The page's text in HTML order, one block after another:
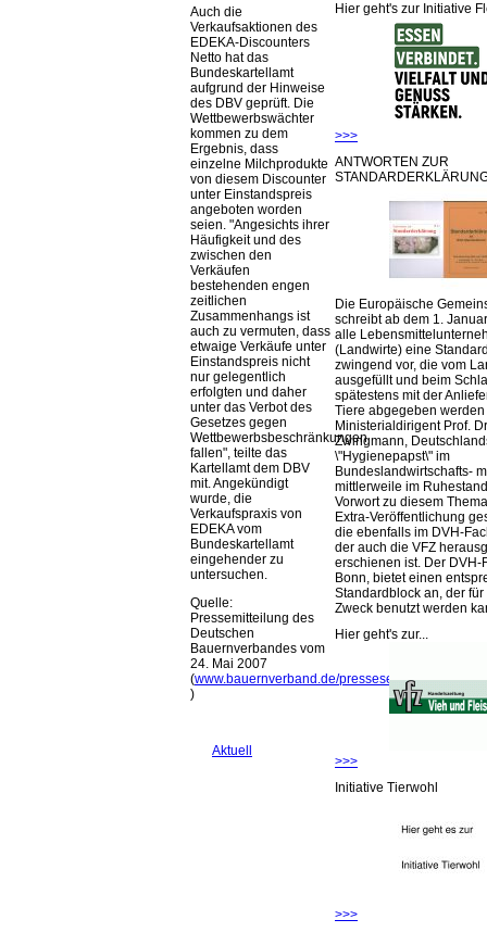
Auch die
Verkaufsaktionen des
EDEKA-Discounters
Netto hat das
Bundeskartellamt
aufgrund der Hinweise
des DBV geprüft. Die
Wettbewerbswächter
kommen zu dem
Ergebnis, dass
einzelne Milchprodukte
von diesem Discounter
unter Einstandspreis
angeboten worden
seien. Angesichts ihrer
Häufigkeit und des
zwischen den
Verkäufen
bestehenden engen
zeitlichen
Zusammenhangs ist
auch zu vermuten, dass
etwaige Verkäufe unter
Einstandspreis nicht
nur gelegentlich
erfolgten und daher
unter das Verbot des
Gesetzes gegen
Wettbewerbsbeschränkungen
fallen , teilte das
Kartellamt dem DBV
mit. Angekündigt
wurde, die
Verkaufspraxis von
EDEKA vom
Bundeskartellamt
eingehender zu
untersuchen.
Quelle:
Pressemitteilung des
Deutschen
Bauernverbandes vom
24. Mai 2007
(www.bauernverband.de/presseservice_4043.html
)
Aktuell
Hier geht's zur Initiative
>>>
ANTWORTEN ZUR
Die Europäische
schreibt ab dem 1.
alle
(Landwirte) eine
zwingend vor, die vom
ausgefüllt und beim
spätestens mit der
Tiere abgegeben werden
Ministerialdirigent Prof.
Zwingmann,
\"Hygienepapst\" im
Bundeslandwirtschafts-
mittlerweile im
Vorwort zu diesem
Extra-Veröffentlichung
die ebenfalls im DVH-
der auch die VFZ
erschienen ist. Der DVH-
Bonn, bietet einen
Standardblock an, der
Zweck benutzt werden
Hier geht's zur...
>>>
Initiative Tierwohl
>>>